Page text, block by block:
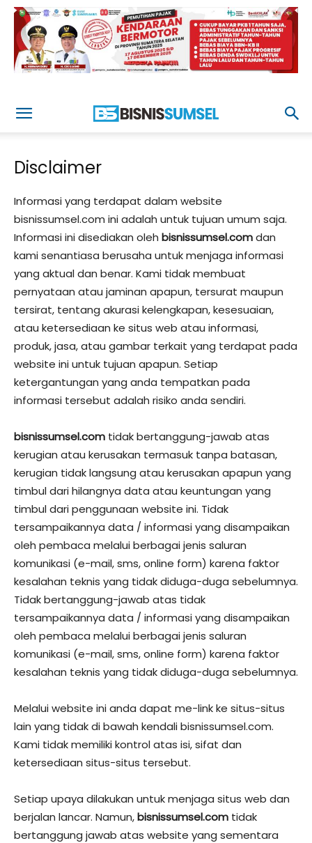
Disclaimer
Informasi yang terdapat dalam website
bisnissumsel.com ini adalah untuk tujuan umum saja.
Informasi ini disediakan oleh bisnissumsel.comdan
kami senantiasa berusaha untuk menjaga informasi
yang aktual dan benar. Kami tidak membuat
pernyataan atau jaminan apapun, tersurat maupun
tersirat, tentang akurasi kelengkapan, kesesuaian,
atau ketersediaan ke situs web atau informasi,
produk, jasa, atau gambar terkait yang terdapat pada
website ini untuk tujuan apapun. Setiap
ketergantungan yang anda tempatkan pada
informasi tersebut adalah risiko anda sendiri.
bisnissumsel.com tidak bertanggung-jawab atas
kerugian atau kerusakan termasuk tanpa batasan,
kerugian tidak langsung atau kerusakan apapun yang
timbul dari hilangnya data atau keuntungan yang
timbul dari penggunaan website ini. Tidak
tersampaikannya data / informasi yang disampaikan
oleh pembaca melalui berbagai jenis saluran
komunikasi (e-mail, sms, online form) karena faktor
kesalahan teknis yang tidak diduga-duga sebelumnya.
Tidak bertanggung-jawab atas tidak
tersampaikannya data / informasi yang disampaikan
oleh pembaca melalui berbagai jenis saluran
komunikasi (e-mail, sms, online form) karena faktor
kesalahan teknis yang tidak diduga-duga sebelumnya.
Melalui website ini anda dapat me-link ke situs-situs
lain yang tidak di bawah kendali bisnissumsel.com.
Kami tidak memiliki kontrol atas isi, sifat dan
ketersediaan situs-situs tersebut.
Setiap upaya dilakukan untuk menjaga situs web dan
berjalan lancar. Namun,bisnissumsel.com tidak
bertanggung jawab atas website yang sementara